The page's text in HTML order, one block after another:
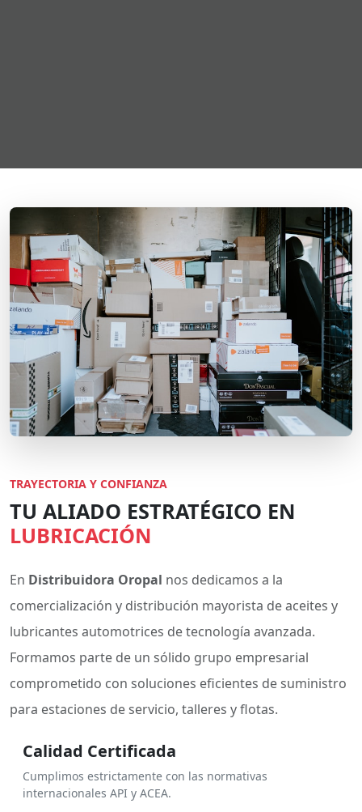
TRAYECTORIA Y CONFIANZA
TU ALIADO ESTRATÉGICO EN
LUBRICACIÓN
En Distribuidora Oropal nos dedicamos a la
comercialización y distribución mayorista de aceites y
lubricantes automotrices de tecnología avanzada.
Formamos parte de un sólido grupo empresarial
comprometido con soluciones eficientes de suministro
para estaciones de servicio, talleres y flotas.
Calidad Certificada
Cumplimos estrictamente con las normativas
internacionales API y ACEA.